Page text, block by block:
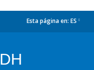
Esta página en: ES